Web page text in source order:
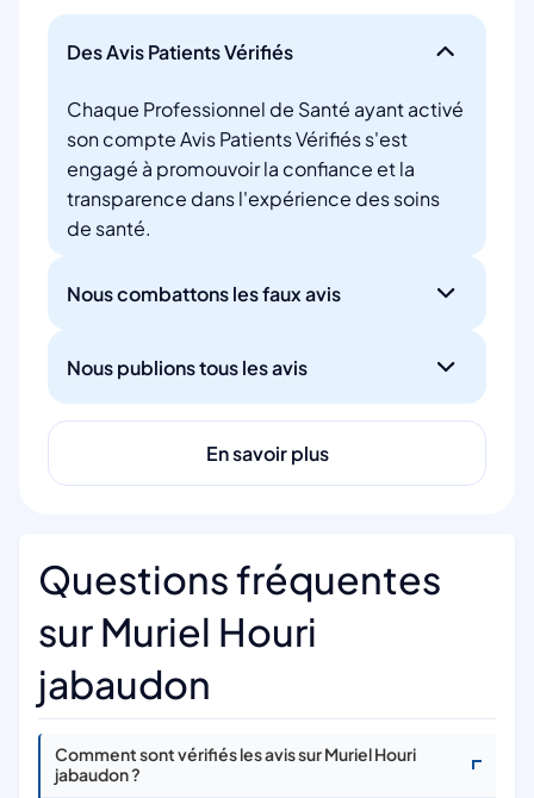
Des Avis Patients Vérifiés
Chaque Professionnel de Santé ayant activé
son compte Avis Patients Vérifiés s'est
engagé à promouvoir la confiance et la
transparence dans l'expérience des soins
de santé.
Nous combattons les faux avis
Nous publions tous les avis
En savoir plus
Questions fréquentes
sur Muriel Houri
jabaudon
Comment sont vérifiés les avis sur Muriel Houri
jabaudon ?